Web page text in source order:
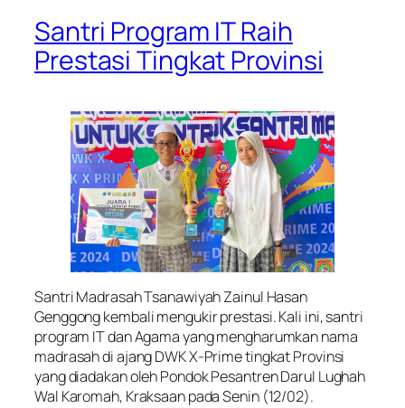
Santri Program IT Raih
Prestasi Tingkat Provinsi
Santri Madrasah Tsanawiyah Zainul Hasan
Genggong kembali mengukir prestasi. Kali ini, santri
program IT dan Agama yang mengharumkan nama
madrasah di ajang DWK X-Prime tingkat Provinsi
yang diadakan oleh Pondok Pesantren Darul Lughah
Wal Karomah, Kraksaan pada Senin (12/02).